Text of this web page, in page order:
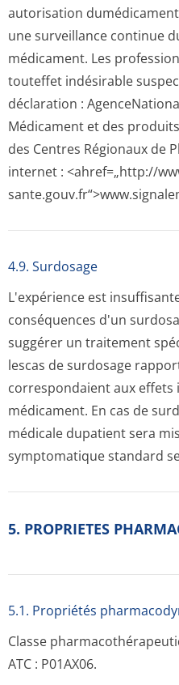
autorisation
une surveillance continue
médicament. Les
touteffet indésirable
déclaration :
Médicament et des
des Centres Régionaux de
internet : <ahref=„http://­
4.9. Surdosage
L'expérience est
conséquences d'un
suggérer un traitement
lescas de surdosage
correspondaient aux effets
médicament. En cas de
médicale dupatient sera
symptomatique standard
5. PROPRIETES
5.1. Propriétés
Classe
ATC : P01AX06.